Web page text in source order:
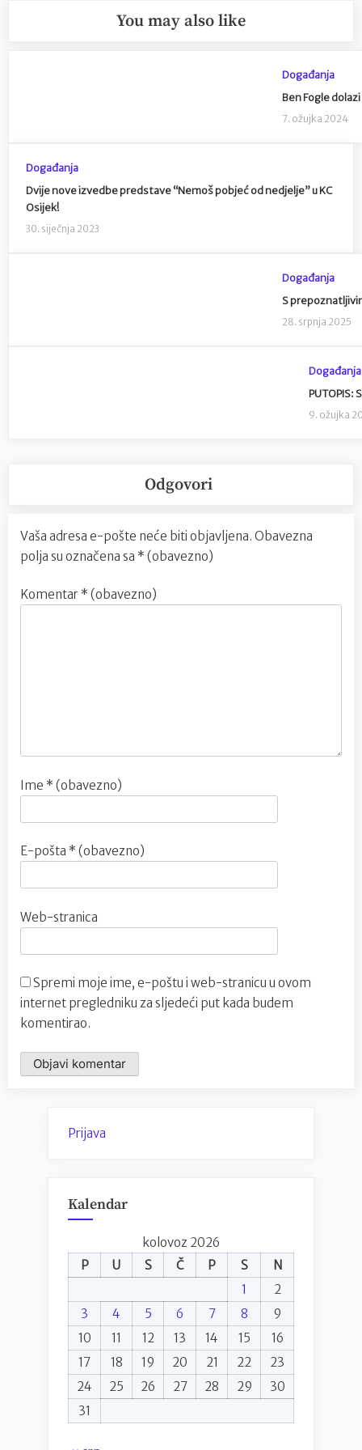
You may also like
Događanja
Ben Fogle
7. ožujka 2024
Događanja
Dvije nove izvedbe predstave “Nemoš pobjeć od nedjelje” u KC
Osijek!
30. siječnja 2023
Događanja
S
28. srpnja 2025
Događanja
PUTOPIS:
9. ožujka
Odgovori
Vaša adresa e-pošte neće biti objavljena. Obavezna
polja su označena sa * (obavezno)
Komentar * (obavezno)
Ime * (obavezno)
E-pošta * (obavezno)
Web-stranica
Spremi moje ime, e-poštu i web-stranicu u ovom
internet pregledniku za sljedeći put kada budem
komentirao.
Prijava
Kalendar
kolovoz 2026
P
U S Č P S
N
1
2
3
4 5 6 7 8
9
10
11 12 13 14 15
16
17
18 19 20 21 22
23
24
25 26 27 28 29
30
31